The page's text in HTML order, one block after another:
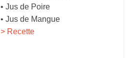
• Jus de Poire
• Jus de Mangue
> Recette